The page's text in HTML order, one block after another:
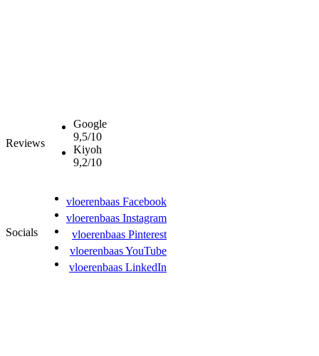
Reviews
Google
9,5/10
Kiyoh
9,2/10
Socials
vloerenbaas Facebook
vloerenbaas Instagram
vloerenbaas Pinterest
vloerenbaas YouTube
vloerenbaas LinkedIn